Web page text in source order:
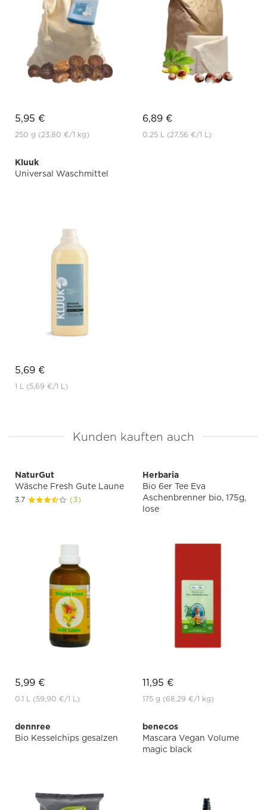
5,95 €
250 g (23,80 €/1 kg)
6,89 €
0.25 L (27,56 €/1 L)
Kluuk
Universal Waschmittel
5,69 €
1 L (5,69 €/1 L)
Kunden kauften auch
NaturGut
Wäsche Fresh Gute Laune
3.7 (3)
5,99 €
0.1 L (59,90 €/1 L)
Herbaria
Bio 6er Tee Eva
Aschenbrenner bio, 175g,
lose
11,95 €
175 g (68,29 €/1 kg)
dennree
Bio Kesselchips gesalzen
benecos
Mascara Vegan Volume
magic black